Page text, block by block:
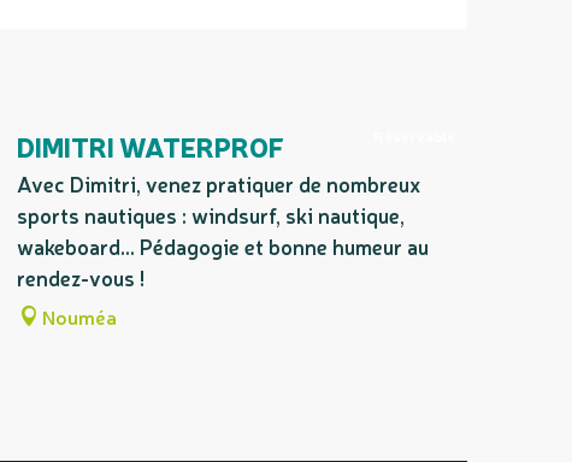
DIMITRI WATERPROF
Avec Dimitri, venez pratiquer de nombreux
sports nautiques : windsurf, ski nautique,
wakeboard... Pédagogie et bonne humeur au
rendez-vous !
Nouméa